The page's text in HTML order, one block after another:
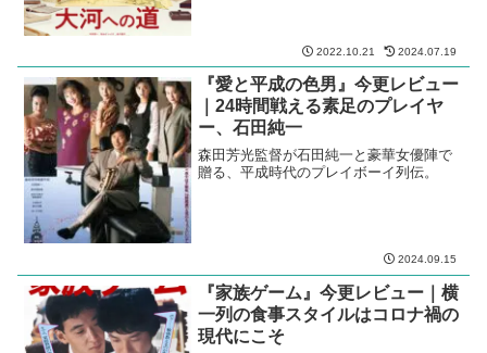
2022.10.21 2024.07.19
『愛と平成の色男』今更レビュー
｜24時間戦える素足のプレイヤ
ー、石田純一
森田芳光監督が石田純一と豪華女優陣で
贈る、平成時代のプレイボーイ列伝。
2024.09.15
『家族ゲーム』今更レビュー｜横
一列の食事スタイルはコロナ禍の
現代にこそ